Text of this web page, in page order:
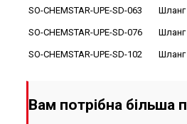
SO-CHEMSTAR-UPE-SD-063
Шланг
SO-CHEMSTAR-UPE-SD-076
Шланг
SO-CHEMSTAR-UPE-SD-102
Шланг
Вам потрібна більша